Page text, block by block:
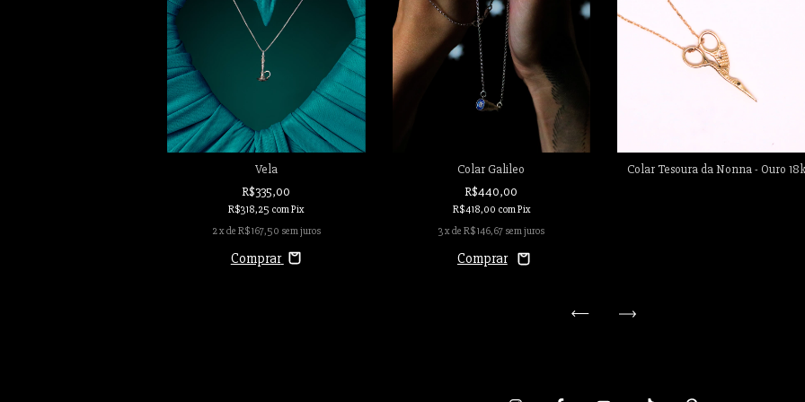
Vela
R$335,00
R$318,25 comPix
2x de R$167,50 sem juros
Comprar
Colar Galileo
R$440,00
R$418,00 comPix
3x de R$146,67 sem juros
Colar Tesoura da Nonna - Ouro 18k